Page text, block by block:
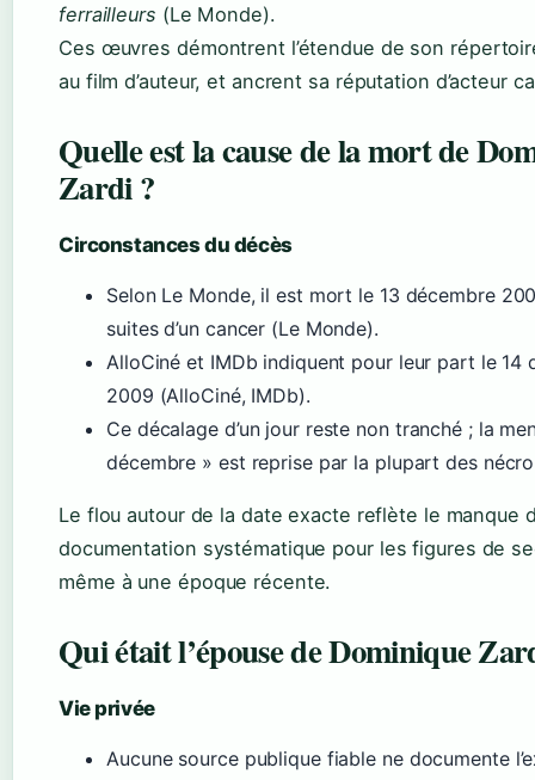
ferrailleurs (Le Monde).
Ces œuvres démontrent l’étendue de son
au film d’auteur, et ancrent sa réputation d’acteur
Quelle est la cause de la mort de
Zardi ?
Circonstances du décès
Selon Le Monde, il est mort le 13 décembre
suites d’un cancer (Le Monde).
AlloCiné et IMDb indiquent pour leur part le 14
2009 (AlloCiné, IMDb).
Ce décalage d’un jour reste non tranché ; la
décembre » est reprise par la plupart des
Le flou autour de la date exacte reflète le manque
documentation systématique pour les figures de
même à une époque récente.
Qui était l’épouse de Dominique
Vie privée
Aucune source publique fiable ne documente